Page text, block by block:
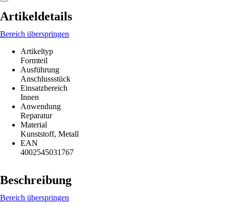
Artikeldetails
Bereich überspringen
Artikeltyp
Formteil
Ausführung
Anschlussstück
Einsatzbereich
Innen
Anwendung
Reparatur
Material
Kunststoff, Metall
EAN
4002545031767
Beschreibung
Bereich überspringen